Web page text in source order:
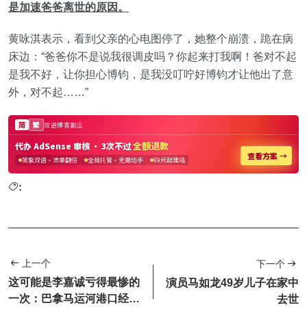
是加速爸爸离世的原因。
黄咏淇表示，看到父亲的心电图停了，她整个崩溃，跪在病
床边：“爸爸你不是说我很调皮吗？你起来打我啊！爸对不起
是我不好，让你担心博钧，是我没叮咛好博钧才让他出了意
外，对不起……”
:
上一个
这可能是李嘉诚亏得最惨的
一次：巴拿马运河港口经营
下一个
演员马如龙49岁儿子在家中
去世